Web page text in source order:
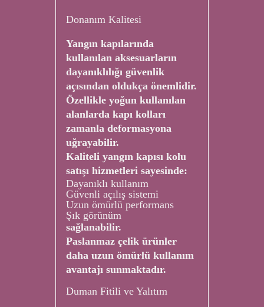
Donanım Kalitesi
Yangın kapılarında
kullanılan aksesuarların
dayanıklılığı güvenlik
açısından oldukça önemlidir.
Özellikle yoğun kullanılan
alanlarda kapı kolları
zamanla deformasyona
uğrayabilir.
Kaliteli yangın kapısı kolu
satışı hizmetleri sayesinde:
Dayanıklı kullanım
Güvenli açılış sistemi
Uzun ömürlü performans
Şık görünüm
sağlanabilir.
Paslanmaz çelik ürünler
daha uzun ömürlü kullanım
avantajı sunmaktadır.
Duman Fitili ve Yalıtım